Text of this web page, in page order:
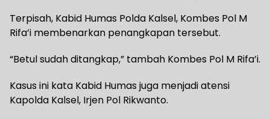
Terpisah, Kabid Humas Polda Kalsel, Kombes Pol M
Rifa’i membenarkan penangkapan tersebut.
“Betul sudah ditangkap,” tambah Kombes Pol M Rifa’i.
Kasus ini kata Kabid Humas juga menjadi atensi
Kapolda Kalsel, Irjen Pol Rikwanto.